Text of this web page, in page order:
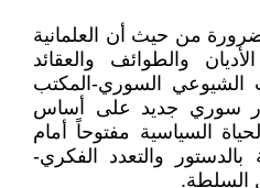
من حيث أن العلمانية
والطوائف والعقائد
الشيوعي السوري-المكتب
سوري جديد على أساس
السياسية مفتوحاً أمام
بالدستور والتعدد الفكري-
السلطة.